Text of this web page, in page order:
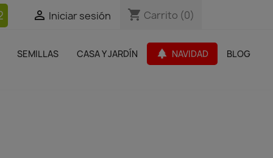
 Iniciar sesión shopping_cart Carrito (0)
 Iniciar sesión shopping_cart Carrito (0)
SEMILLAS CASA Y JARDÍN park NAVIDAD BLOG
Jardín